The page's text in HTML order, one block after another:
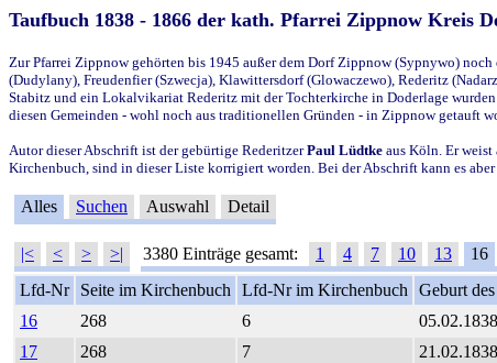
Taufbuch 1838 - 1866 der kath. Pfarrei Zippnow Kreis
Zur Pfarrei Zippnow gehörten bis 1945 außer dem Dorf Zippnow (Sypnywo)
(Dudylany), Freudenfier (Szwecja), Klawittersdorf (Glowaczewo), Rederitz
Stabitz und ein Lokalvikariat Rederitz mit der Tochterkirche in Doderlage
diesen Gemeinden - wohl noch aus traditionellen Gründen - in Zippnow getauft
Autor dieser Abschrift ist der gebürtige RederitzerPaul Lüdtke aus Köln. Er
Kirchenbuch, sind in dieser Liste korrigiert worden. Bei der Abschrift kann es
Alles Suchen Auswahl Detail
|< < > >| 3380 Einträge gesamt: 1 4 7 10 13 16
Lfd-Nr
Seite im Kirchenbuch Lfd-Nr im Kirchenbuch Geburt
16
268 6 05.02.1838
17
268 7 21.02.1838